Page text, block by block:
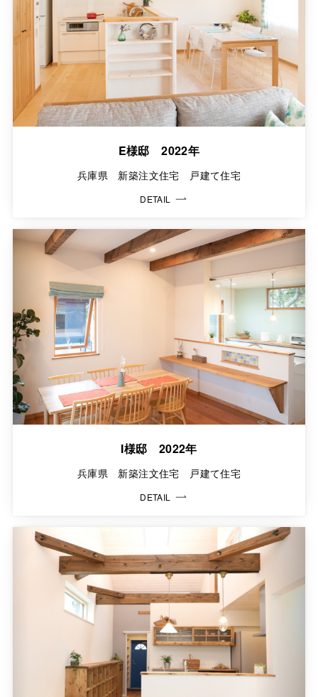
E様邸 2022年
兵庫県 新築注文住宅 戸建て住宅
DETAIL
I様邸 2022年
兵庫県 新築注文住宅 戸建て住宅
DETAIL